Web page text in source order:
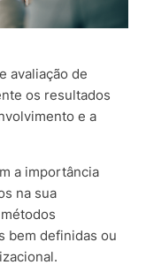
avaliação de
os resultados
e a
a importância
na sua
bem definidas ou